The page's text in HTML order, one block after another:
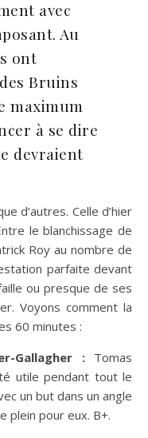
avec
Au
ont
Bruins
maximum
à se dire
devraient
le blanchissage de
Roy au nombre de
parfaite devant
ou presque de ses
Voyons comment la
60 minutes :
Gallagher :Tomas
utile pendant tout le
un but dans un angle
plein pour eux. B+.